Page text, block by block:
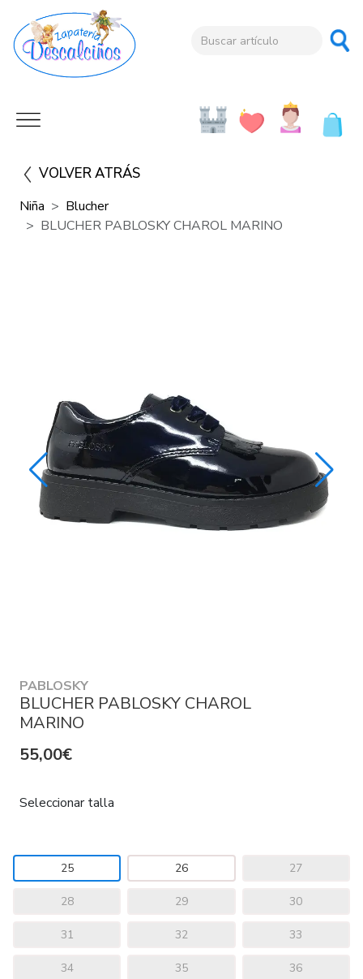
VOLVER ATRÁS
Niña
Blucher
BLUCHER PABLOSKY CHAROL MARINO
PABLOSKY
BLUCHER PABLOSKY CHAROL
MARINO
55,00€
Seleccionar talla
25 26 27
28 29 30
31 32 33
34 35 36